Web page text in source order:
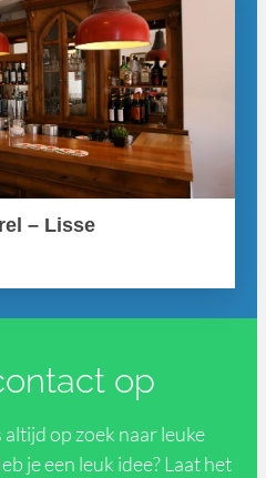
– Lisse
op
op zoek naar leuke
je een leuk idee? Laat het